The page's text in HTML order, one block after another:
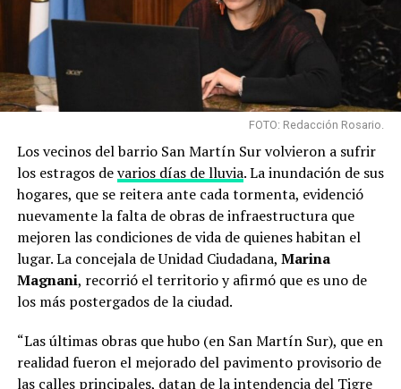
FOTO: Redacción Rosario.
Los vecinos del barrio San Martín Sur volvieron a sufrir
los estragos devarios días de lluvia. La inundación de sus
hogares, que se reitera ante cada tormenta, evidenció
nuevamente la falta de obras de infraestructura que
mejoren las condiciones de vida de quienes habitan el
lugar. La concejala de Unidad Ciudadana, Marina
Magnani, recorrió el territorio y afirmó que es uno de
los más postergados de la ciudad.
“Las últimas obras que hubo (en San Martín Sur), que en
realidad fueron el mejorado del pavimento provisorio de
las calles principales, datan de la intendencia del Tigre